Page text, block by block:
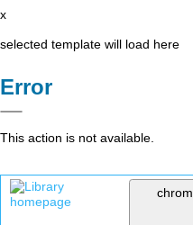
x
selected template will load here
Error
This action is not available.